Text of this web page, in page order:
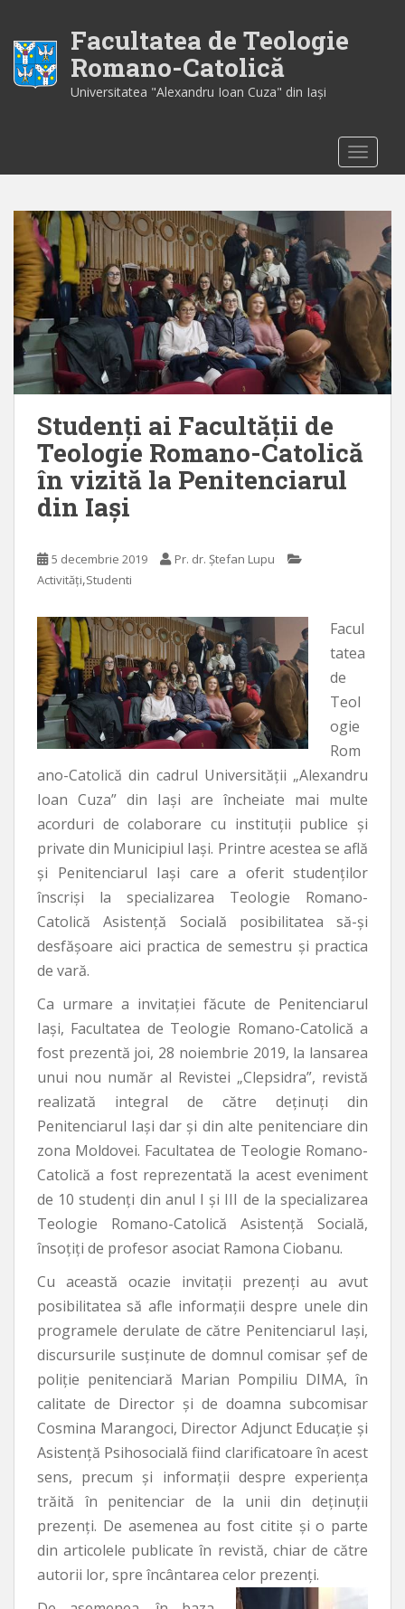
i
Facultatea de Teologie
Romano-Catolică
Universitatea "Alexandru Ioan Cuza" din Iaşi
Studenți ai Facultății de
Teologie Romano-Catolică
în vizită la Penitenciarul
din Iași
5 decembrie 2019
Pr. dr. Ștefan Lupu
Activități,Studenti
Facul
tatea
de
Teol
ogie
Rom
ano-Catolică din cadrul Universității „Alexandru
Ioan Cuza” din Iași are încheiate mai multe
acorduri de colaborare cu instituții publice și
private din Municipiul Iași. Printre acestea se află
și Penitenciarul Iași care a oferit studenților
înscriși la specializarea Teologie Romano-
Catolică Asistență Socială posibilitatea să-și
desfășoare aici practica de semestru și practica
de vară.
Ca urmare a invitației făcute de Penitenciarul
Iași, Facultatea de Teologie Romano-Catolică a
fost prezentă joi, 28 noiembrie 2019, la lansarea
unui nou număr al Revistei „Clepsidra”, revistă
realizată integral de către deținuți din
Penitenciarul Iași dar și din alte penitenciare din
zona Moldovei. Facultatea de Teologie Romano-
Catolică a fost reprezentată la acest eveniment
de 10 studenți din anul I și III de la specializarea
Teologie Romano-Catolică Asistență Socială,
însoțiți de profesor asociat Ramona Ciobanu.
Cu această ocazie invitații prezenți au avut
posibilitatea să afle informații despre unele din
programele derulate de către Penitenciarul Iași,
discursurile susținute de domnul comisar şef de
poliție penitenciară Marian Pompiliu DIMA, în
calitate de Director și de doamna subcomisar
Cosmina Marangoci, Director Adjunct Educație și
Asistență Psihosocială fiind clarificatoare în acest
sens, precum și informații despre experiența
trăită în penitenciar de la unii din deținuții
prezenți. De asemenea au fost citite și o parte
din articolele publicate în revistă, chiar de către
autorii lor, spre încântarea celor prezenți.